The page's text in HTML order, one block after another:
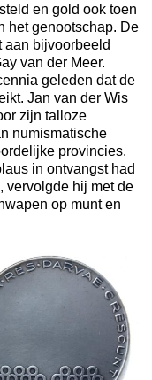
en gold ook toen
het genootschap. De
aan bijvoorbeeld
van der Meer.
geleden dat de
Jan van der Wis
zijn talloze
numismatische
provincies.
in ontvangst had
vervolgde hij met de
op munt en